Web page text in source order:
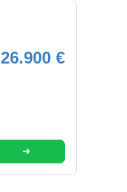
26.900 €
➜